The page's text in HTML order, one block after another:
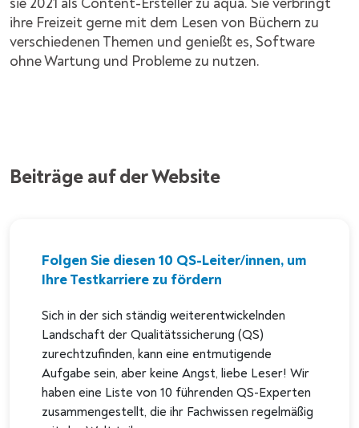
ihre Freizeit gerne mit dem Lesen von Büchern zu
verschiedenen Themen und genießt es, Software
ohne Wartung und Probleme zu nutzen.
Beiträge auf der Website
Folgen Sie diesen 10 QS-Leiter/innen, um
Ihre Testkarriere zu fördern
Sich in der sich ständig weiterentwickelnden
Landschaft der Qualitätssicherung (QS)
zurechtzufinden, kann eine entmutigende
Aufgabe sein, aber keine Angst, liebe Leser! Wir
haben eine Liste von 10 führenden QS-Experten
zusammengestellt, die ihr Fachwissen regelmäßig